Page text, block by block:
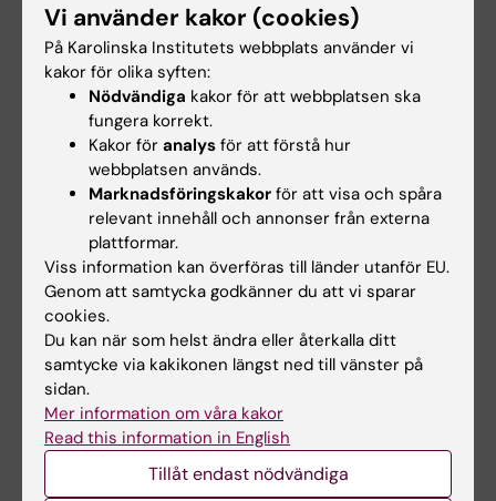
Links
Forskar-AT
Utlysning av forskar-AT
Bedömning av forskar-AT
Styrgruppen för forskar-AT
Hade du nytta av informationen på denna sida?
Yes
No
Vi använder kakor (cookies)
På Karolinska Institutets webbplats använder vi
kakor för olika syften:
Nödvändiga kakor för att webbplatsen ska
fungera korrekt.
Kakor för analys för att förstå hur
webbplatsen används.
Marknadsföringskakor för att visa och spåra
relevant innehåll och annonser från externa
plattformar.
Viss information kan överföras till länder utanför EU.
Genom att samtycka godkänner du att vi sparar
cookies.
Du kan när som helst ändra eller återkalla ditt
samtycke via kakikonen längst ned till vänster på
sidan.
Mer information om våra kakor
Read this information in English
Tillåt endast nödvändiga